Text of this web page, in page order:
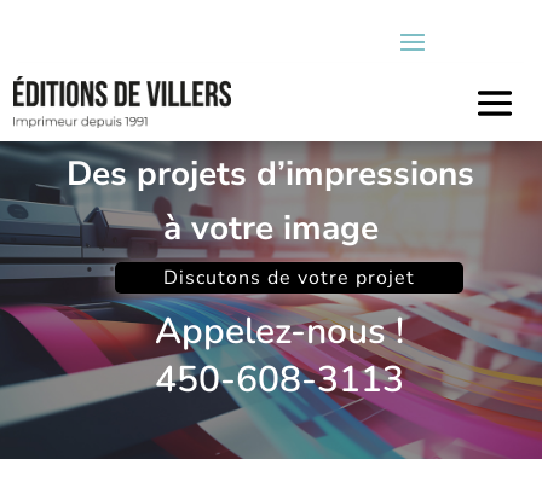
Des projets d’impressions
à votre image
Discutons de votre projet
Appelez-nous !
450-608-3113